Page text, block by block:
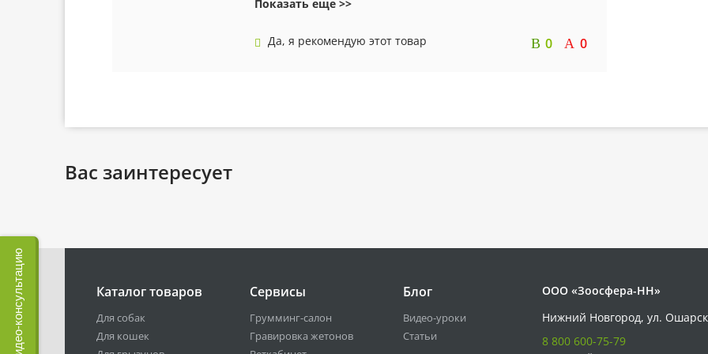
Показать еще >>
Да, я рекомендую этот товар 0 0
Вас заинтересует
Каталог товаров
Для собак
Для кошек
Сервисы
Грумминг-салон
Гравировка жетонов
Блог
Видео-уроки
Статьи
ООО «Зоосфера-НН»
Нижний Новгород, ул.
8 800 600-75-79